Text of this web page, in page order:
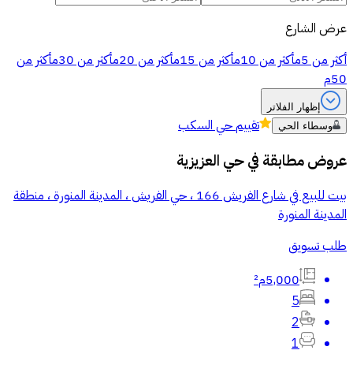
عرض الشارع
أكثر من 5م
أكثر من 10م أكثر من 15م أكثر من 20م أكثر من 30م
أكثر من
50م
إظهار الفلاتر
وسطاء الحي
تقييمحي السكب
عروض مطابقة فيحي العزيزية
بيت للبيع في شارع الفريش 166 ، حي الفريش ، المدينة المنورة ، منطقة
المدينة المنورة
طلب تسويق
5,000م²
5
2
1